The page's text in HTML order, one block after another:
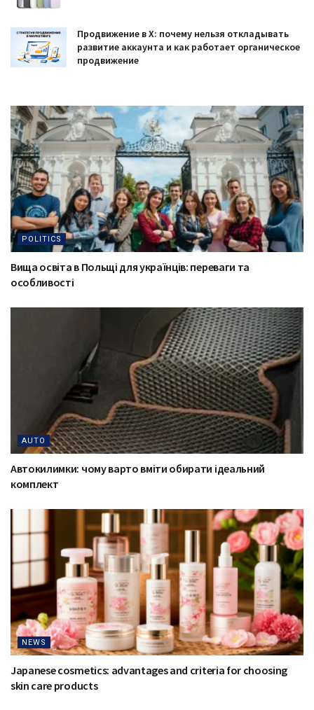
Продвижение в X: почему нельзя откладывать
развитие аккаунта и как работает органическое
продвижение
POLITICS
Вища освіта в Польщі для українців: переваги та
особливості
AUTO
Автокилимки: чому варто вміти обирати ідеальний
комплект
NEWS
Japanese cosmetics: advantages and criteria for choosing
skin care products